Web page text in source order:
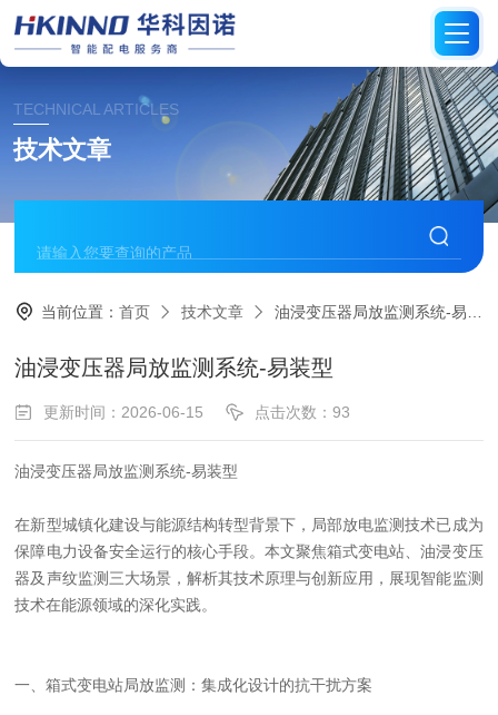
TECHNICAL ARTICLES
技术文章
当前位置：首页 技术文章 油浸变压器局放监测系统-易装型
油浸变压器局放监测系统-易装型
更新时间：2026-06-15 点击次数：93
油浸变压器局放监测系统-易装型
在新型城镇化建设与能源结构转型背景下，局部放电监测技术已成为
保障电力设备安全运行的核心手段。本文聚焦箱式变电站、油浸变压
器及声纹监测三大场景，解析其技术原理与创新应用，展现智能监测
技术在能源领域的深化实践。
一、箱式变电站局放监测：集成化设计的抗干扰方案